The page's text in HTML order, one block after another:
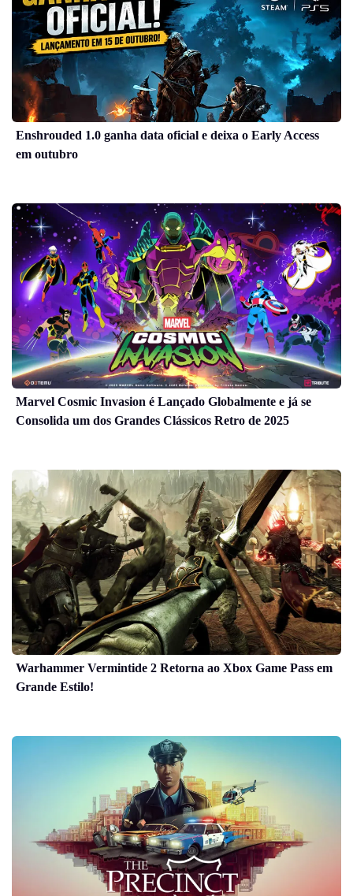
Enshrouded 1.0 ganha data oficial e deixa o Early Access
em outubro
Marvel Cosmic Invasion é Lançado Globalmente e já se
Consolida um dos Grandes Clássicos Retro de 2025
Warhammer Vermintide 2 Retorna ao Xbox Game Pass em
Grande Estilo!